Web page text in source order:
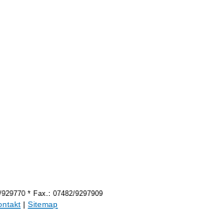
* Fax.: 07482/9297909
|Sitemap